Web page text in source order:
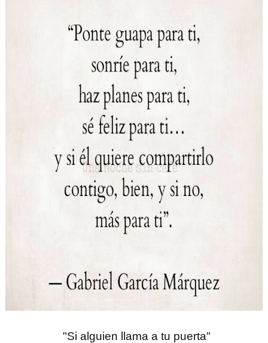
"Si alguien llama a tu puerta"